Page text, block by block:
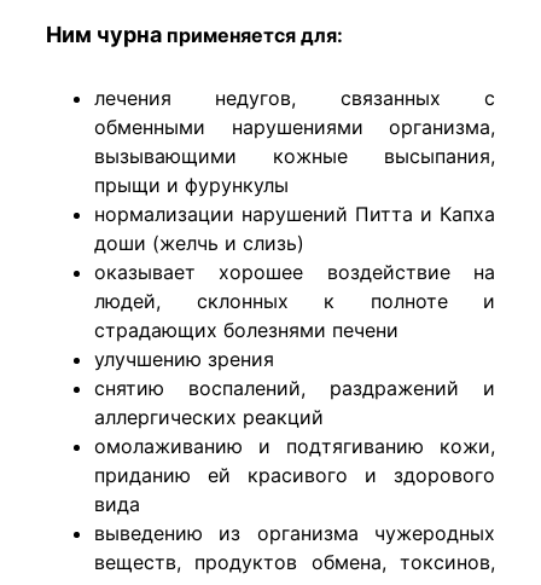
Ним чурна применяется для:
лечения недугов, связанных с
обменными нарушениями организма,
вызывающими кожные высыпания,
прыщи и фурункулы
нормализации нарушений Питта и Капха
доши (желчь и слизь)
оказывает хорошее воздействие на
людей, склонных к полноте и
страдающих болезнями печени
улучшению зрения
снятию воспалений, раздражений и
аллергических реакций
омолаживанию и подтягиванию кожи,
приданию ей красивого и здорового
вида
выведению из организма чужеродных
веществ, продуктов обмена, токсинов,